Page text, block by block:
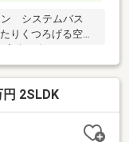
ン システムバス
りくつろげる空間
街に存します。■
の道路に接道して
第2項第2号に関す
、同法第43条第2
2SLDK